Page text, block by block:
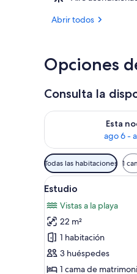
Abrir todos
Opciones
Consulta la
Esta
ago 6 -
Consulta la
Filtros
disponibles
para
habitaciones
Todas las habitaciones 1
Abrir
todas
las
fotos
de
Estudio
7
Estudio
Vistas a la playa
22 m²
1 habitación
3 huéspedes
1 cama de